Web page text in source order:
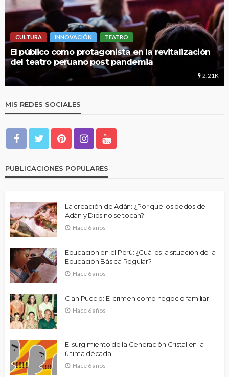
INNOVACIÓN TEATRO
como protagonista en la revitalización
peruano post pandemia
LIMA
UNMSM:
educación
MIS REDES SOCIALES
PUBLICACIONES POPULARES
La creación de Adán: ¿Por qué los dedos de
Adán y Dios no se tocan?
Hace 6 años
Educación en el Perú: ¿Cuál es la situación de la
Educación Básica Regular?
Hace 6 años
Clan Puccio: El crimen como negocio familiar
Hace 6 años
El surgimiento de la Generación Cristal en la
última década.
Hace 6 años